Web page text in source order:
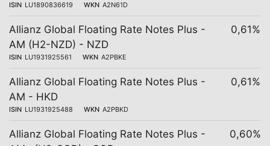
ISIN LU1890836619 WKN A2N61D
Allianz Global Floating Rate Notes Plus -
AM (H2-NZD) - NZD
ISIN LU1931925561 WKN A2PBKE
0,61%
Allianz Global Floating Rate Notes Plus -
AM - HKD
ISIN LU1931925488 WKN A2PBKD
0,61%
Allianz Global Floating Rate Notes Plus -
0,60%